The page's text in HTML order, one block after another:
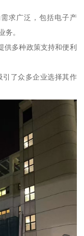
求广泛，包括电子产
务。
供多种政策支持和便利
引了众多企业选择其作